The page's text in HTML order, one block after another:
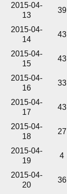
2015-04-
13
39
2015-04-
14
43
2015-04-
15
43
2015-04-
16
33
2015-04-
17
43
2015-04-
18
27
2015-04-
19
4
2015-04-
20
36